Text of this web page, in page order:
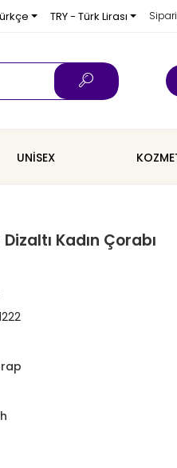
TRY - Türk Lirası
UNİSEX
Kadın Çorabı